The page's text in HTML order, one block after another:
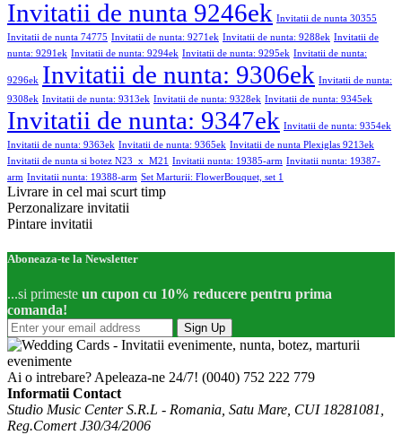
Invitatii de nunta 9246ek Invitatii de nunta 30355
Invitatii de nunta 74775 Invitatii de nunta: 9271ek Invitatii de nunta: 9288ek Invitatii de
nunta: 9291ek Invitatii de nunta: 9294ek Invitatii de nunta: 9295ek Invitatii de nunta:
9296ek Invitatii de nunta: 9306ek Invitatii de nunta:
9308ek Invitatii de nunta: 9313ek Invitatii de nunta: 9328ek Invitatii de nunta: 9345ek
Invitatii de nunta: 9347ek Invitatii de nunta: 9354ek
Invitatii de nunta: 9363ek Invitatii de nunta: 9365ek Invitatii de nunta Plexiglas 9213ek
Invitatii de nunta si botez N23_x_M21
Invitatii nunta: 19385-arm Invitatii nunta: 19387-
arm Invitatii nunta: 19388-arm Set Marturii: FlowerBouquet, set 1
Livrare in cel mai scurt timp
Perzonalizare invitatii
Pintare invitatii
Aboneaza-te la Newsletter
...si primeste un cupon cu 10% reducere pentru prima
comanda!
Sign Up
Ai o intrebare? Apeleaza-ne 24/7! (0040) 752 222 779
Informatii Contact
Studio Music Center S.R.L - Romania, Satu Mare, CUI 18281081,
Reg.Comert J30/34/2006